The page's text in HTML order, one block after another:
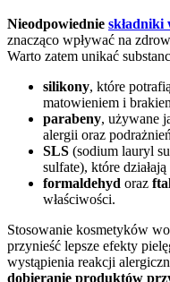
Nieodpowiednie składniki
znacząco wpływać na
Warto zatem unikać
silikony, które
matowieniem i
parabeny, używane
alergii oraz
SLS (sodium lauryl
sulfate), które
formaldehyd oraz
właściwości.
Stosowanie kosmetyków
przynieść lepsze efekty
wystąpienia reakcji
dobieranie produktów